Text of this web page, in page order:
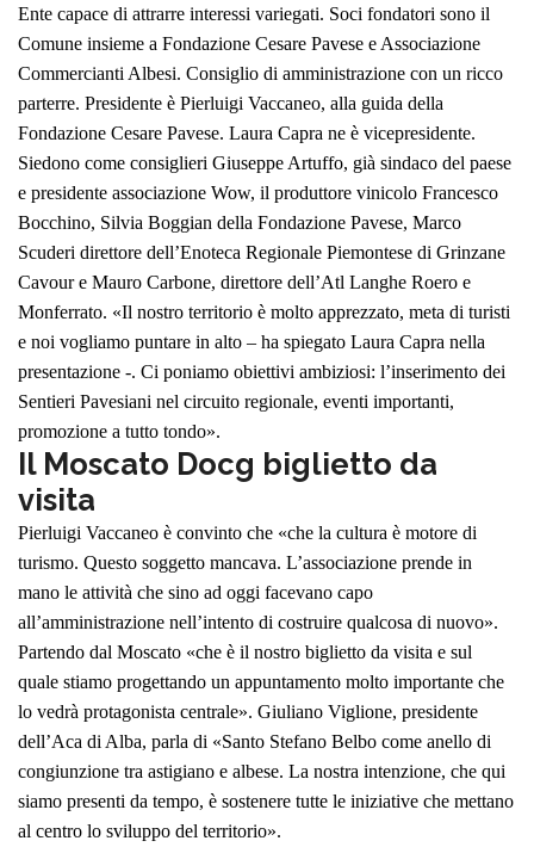
Ente capace di attrarre interessi variegati. Soci fondatori sono il
Comune insieme a Fondazione Cesare Pavese e Associazione
Commercianti Albesi. Consiglio di amministrazione con un ricco
parterre. Presidente è Pierluigi Vaccaneo, alla guida della
Fondazione Cesare Pavese. Laura Capra ne è vicepresidente.
Siedono come consiglieri Giuseppe Artuffo, già sindaco del paese
e presidente associazione Wow, il produttore vinicolo Francesco
Bocchino, Silvia Boggian della Fondazione Pavese, Marco
Scuderi direttore dell’Enoteca Regionale Piemontese di Grinzane
Cavour e Mauro Carbone, direttore dell’Atl Langhe Roero e
Monferrato. «Il nostro territorio è molto apprezzato, meta di turisti
e noi vogliamo puntare in alto – ha spiegato Laura Capra nella
presentazione -. Ci poniamo obiettivi ambiziosi: l’inserimento dei
Sentieri Pavesiani nel circuito regionale, eventi importanti,
promozione a tutto tondo».
Il Moscato Docg biglietto da
visita
Pierluigi Vaccaneo è convinto che «che la cultura è motore di
turismo. Questo soggetto mancava. L’associazione prende in
mano le attività che sino ad oggi facevano capo
all’amministrazione nell’intento di costruire qualcosa di nuovo».
Partendo dal Moscato «che è il nostro biglietto da visita e sul
quale stiamo progettando un appuntamento molto importante che
lo vedrà protagonista centrale». Giuliano Viglione, presidente
dell’Aca di Alba, parla di «Santo Stefano Belbo come anello di
congiunzione tra astigiano e albese. La nostra intenzione, che qui
siamo presenti da tempo, è sostenere tutte le iniziative che mettano
al centro lo sviluppo del territorio».